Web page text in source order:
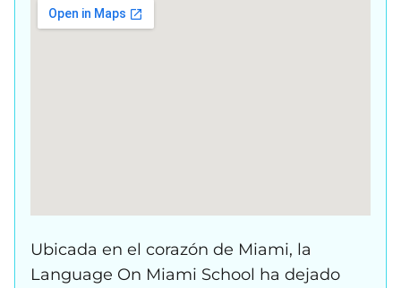
Ubicada en el corazón de Miami, la
Language On Miami School ha dejado